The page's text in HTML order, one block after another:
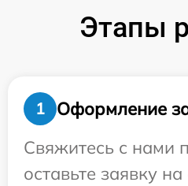
Этапы
1
Оформление
Свяжитесь с нами
оставьте заявку на